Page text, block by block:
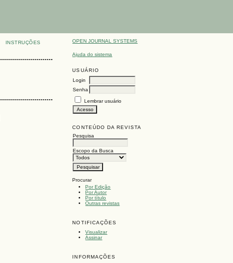
OPEN JOURNAL SYSTEMS
Ajuda do sistema
USUÁRIO
Login
Senha
Lembrar usuário
CONTEÚDO DA REVISTA
Pesquisa
Escopo da Busca
Procurar
Por Edição
Por Autor
Por título
Outras revistas
NOTIFICAÇÕES
Visualizar
Assinar
INFORMAÇÕES
INSTRUÇÕES